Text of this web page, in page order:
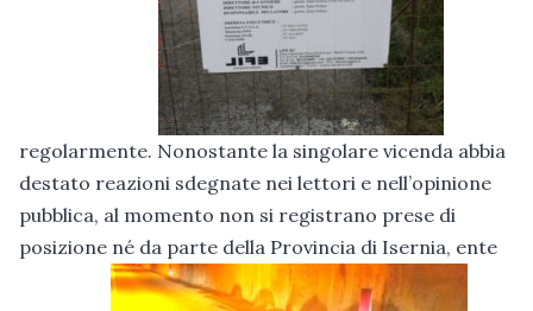
regolarmente. Nonostante la singolare vicenda abbia
destato reazioni sdegnate nei lettori e nell’opinione
pubblica, al momento non si registrano prese di
posizione né da parte della Provincia di Isernia, ente